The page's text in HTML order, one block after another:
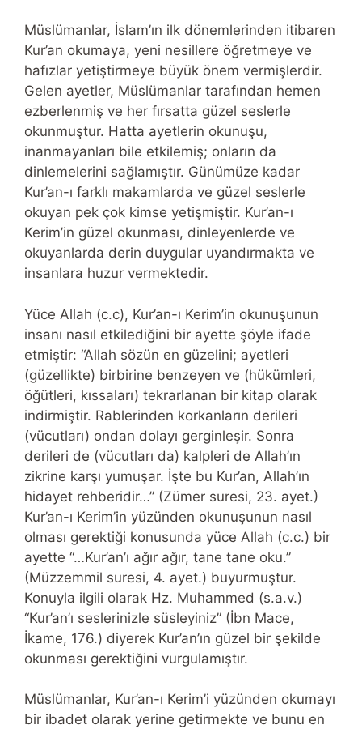
Müslümanlar, İslam’ın ilk dönemlerinden itibaren
Kur’an okumaya, yeni nesillere öğretmeye ve
hafızlar yetiştirmeye büyük önem vermişlerdir.
Gelen ayetler, Müslümanlar tarafından hemen
ezberlenmiş ve her fırsatta güzel seslerle
okunmuştur. Hatta ayetlerin okunuşu,
inanmayanları bile etkilemiş; onların da
dinlemelerini sağlamıştır. Günümüze kadar
Kur’an-ı farklı makamlarda ve güzel seslerle
okuyan pek çok kimse yetişmiştir. Kur’an-ı
Kerim’in güzel okunması, dinleyenlerde ve
okuyanlarda derin duygular uyandırmakta ve
insanlara huzur vermektedir.
Yüce Allah (c.c), Kur’an-ı Kerim’in okunuşunun
insanı nasıl etkilediğini bir ayette şöyle ifade
etmiştir: “Allah sözün en güzelini; ayetleri
(güzellikte) birbirine benzeyen ve (hükümleri,
öğütleri, kıssaları) tekrarlanan bir kitap olarak
indirmiştir. Rablerinden korkanların derileri
(vücutları) ondan dolayı gerginleşir. Sonra
derileri de (vücutları da) kalpleri de Allah’ın
zikrine karşı yumuşar. İşte bu Kur’an, Allah’ın
hidayet rehberidir…” (Zümer suresi, 23. ayet.)
Kur’an-ı Kerim’in yüzünden okunuşunun nasıl
olması gerektiği konusunda yüce Allah (c.c.) bir
ayette “…Kur’an’ı ağır ağır, tane tane oku.”
(Müzzemmil suresi, 4. ayet.) buyurmuştur.
Konuyla ilgili olarak Hz. Muhammed (s.a.v.)
“Kur’an’ı seslerinizle süsleyiniz” (İbn Mace,
İkame, 176.) diyerek Kur’an’ın güzel bir şekilde
okunması gerektiğini vurgulamıştır.
Müslümanlar, Kur’an-ı Kerim’i yüzünden okumayı
bir ibadet olarak yerine getirmekte ve bunu en